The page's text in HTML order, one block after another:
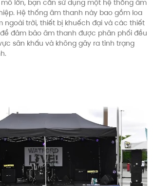
lớn, bạn cần sử dụng một hệ thống âm
Hệ thống âm thanh này bao gồm loa
ngoài trời, thiết bị khuếch đại và các thiết
đảm bảo âm thanh được phân phối đều
sân khấu và không gây ra tình trạng